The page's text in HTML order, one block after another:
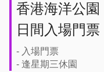
香港海洋公園
日間入場門票
- 入場門票
- 逢星期三休園